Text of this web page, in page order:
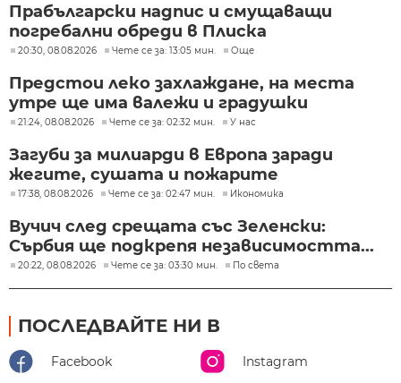
Прабългарски надпис и смущаващи
погребални обреди в Плиска
20:30, 08.08.2026 Чете се за: 13:05 мин. Още
Предстои леко захлаждане, на места
утре ще има валежи и градушки
21:24, 08.08.2026 Чете се за: 02:32 мин. У нас
Загуби за милиарди в Европа заради
жегите, сушата и пожарите
17:38, 08.08.2026 Чете се за: 02:47 мин. Икономика
Вучич след срещата със Зеленски:
Сърбия ще подкрепя независимостта...
20:22, 08.08.2026 Чете се за: 03:30 мин. По света
ПОСЛЕДВАЙТЕ НИ В
Facebook Instagram